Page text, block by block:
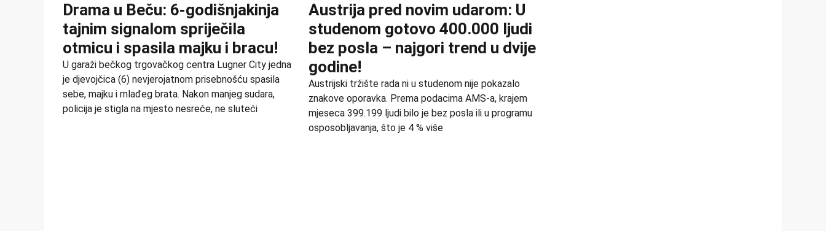
Drama u Beču: 6-godišnjakinja
tajnim signalom spriječila
otmicu i spasila majku i bracu!
U garaži bečkog trgovačkog centra Lugner City jedna
je djevojčica (6) nevjerojatnom prisebnošću spasila
sebe, majku i mlađeg brata. Nakon manjeg sudara,
policija je stigla na mjesto nesreće, ne sluteći
Austrija pred novim udarom: U
studenom gotovo 400.000 ljudi
bez posla – najgori trend u dvije
godine!
Austrijski tržište rada ni u studenom nije pokazalo
znakove oporavka. Prema podacima AMS-a, krajem
mjeseca 399.199 ljudi bilo je bez posla ili u programu
osposobljavanja, što je 4 % više